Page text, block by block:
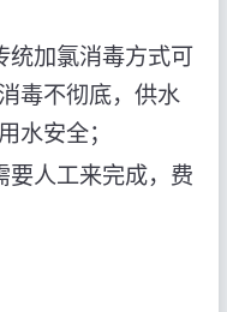
统加氯消毒方式可
毒不彻底，供水
水安全；
要人工来完成，费